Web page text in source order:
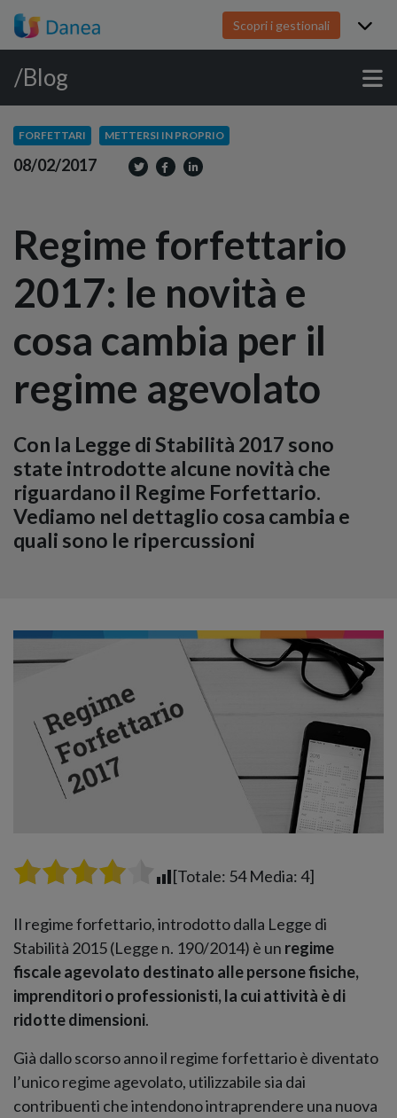
Scopri i gestionali
/Blog
FORFETTARI METTERSI IN PROPRIO
08/02/2017
Regime forfettario
2017: le novità e
cosa cambia per il
regime agevolato
Con la Legge di Stabilità 2017 sono
state introdotte alcune novità che
riguardano il Regime Forfettario.
Vediamo nel dettaglio cosa cambia e
quali sono le ripercussioni
[Totale: 54Media:4]
Il regime forfettario, introdotto dalla Legge di
Stabilità 2015 (Legge n. 190/2014) è un regime
fiscale agevolato destinato alle persone fisiche,
imprenditori o professionisti, la cui attività è di
ridotte dimensioni.
Già dallo scorso anno il regime forfettario è diventato
l’unico regime agevolato, utilizzabile sia dai
contribuenti che intendono intraprendere una nuova